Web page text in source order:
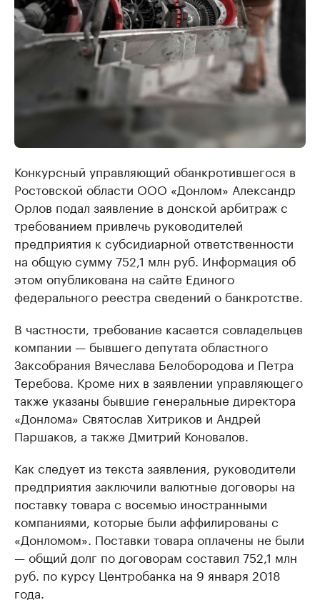
Конкурсный управляющий обанкротившегося в
Ростовской области ООО «Донлом» Александр
Орлов подал заявление в донской арбитраж с
требованием привлечь руководителей
предприятия к субсидиарной ответственности
на общую сумму 752,1 млн руб. Информация об
этом опубликована на сайте Единого
федерального реестра сведений о банкротстве.
В частности, требование касается совладельцев
компании — бывшего депутата областного
Заксобрания Вячеслава Белобородова и Петра
Теребова. Кроме них в заявлении управляющего
также указаны бывшие генеральные директора
«Донлома» Святослав Хитриков и Андрей
Паршаков, а также Дмитрий Коновалов.
Как следует из текста заявления, руководители
предприятия заключили валютные договоры на
поставку товара с восемью иностранными
компаниями, которые были аффилированы с
«Донломом». Поставки товара оплачены не были
— общий долг по договорам составил 752,1 млн
руб. по курсу Центробанка на 9 января 2018
года.